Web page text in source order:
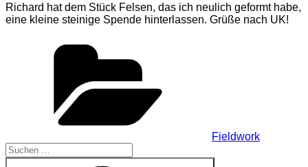
Richard hat dem Stück Felsen, das ich neulich geformt habe,
eine kleine steinige Spende hinterlassen. Grüße nach UK!
Fieldwork
Suchen
nach: